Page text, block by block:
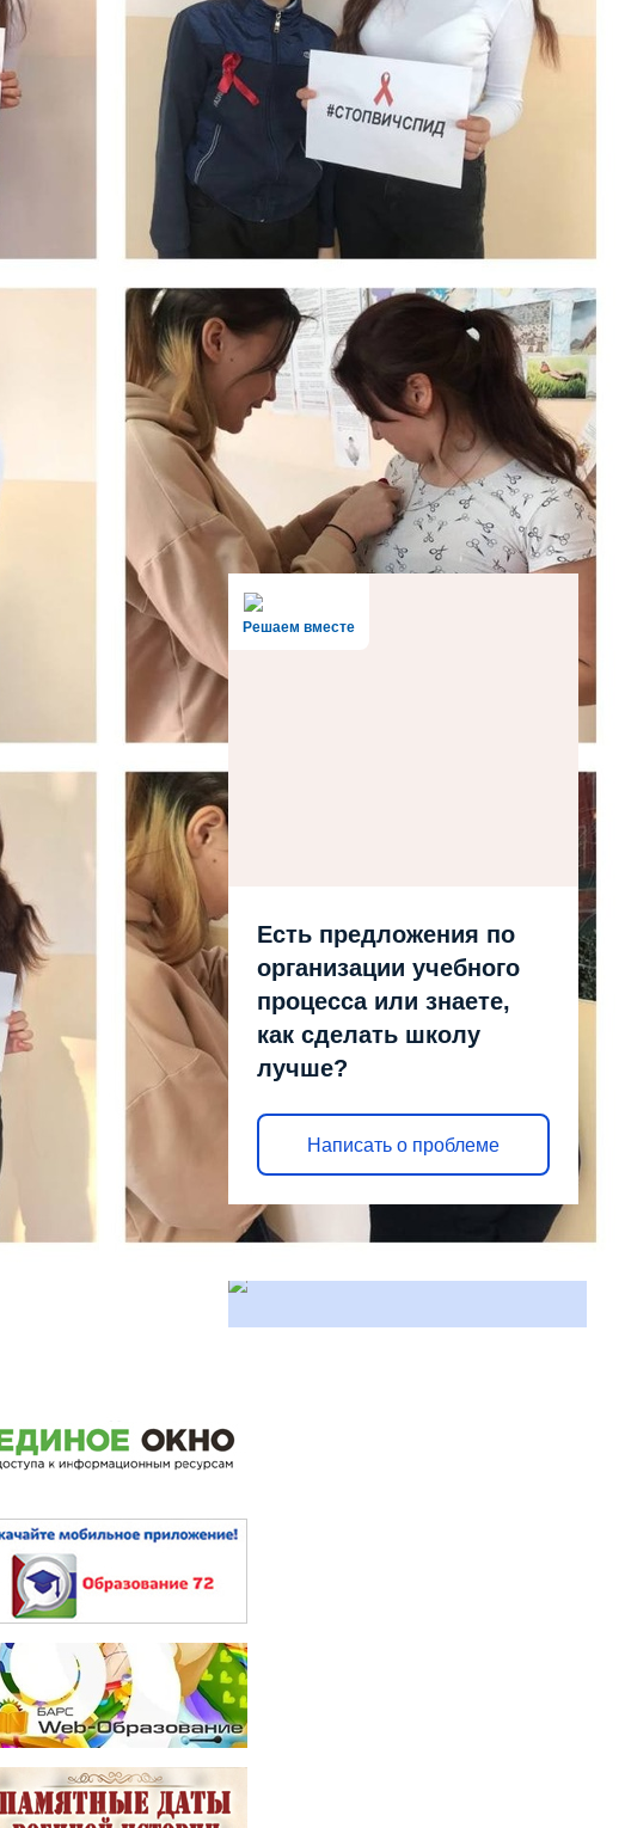
Шествие «Бессмертного полка» в
Мезенской школе.
12.05.2026
Торжественное открытие «Парты
Героя» в филиале МАОУ
Черемшанская СОШ-Мезенская
12.05.2026
09.05.2026
Урок мужества
08.05.2026
АРХИВЫ
Решаем вместе
Есть предложения по
организации учебного
процесса или знаете,
как сделать школу
лучше?
Написать о проблеме